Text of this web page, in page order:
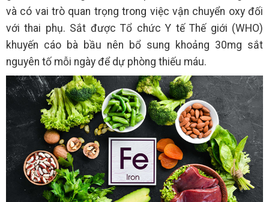
và có vai trò quan trọng trong việc vận chuyển oxy đối
với thai phụ. Sắt được Tổ chức Y tế Thế giới (WHO)
khuyến cáo bà bầu nên bổ sung khoảng 30mg sắt
nguyên tố mỗi ngày để dự phòng thiếu máu.